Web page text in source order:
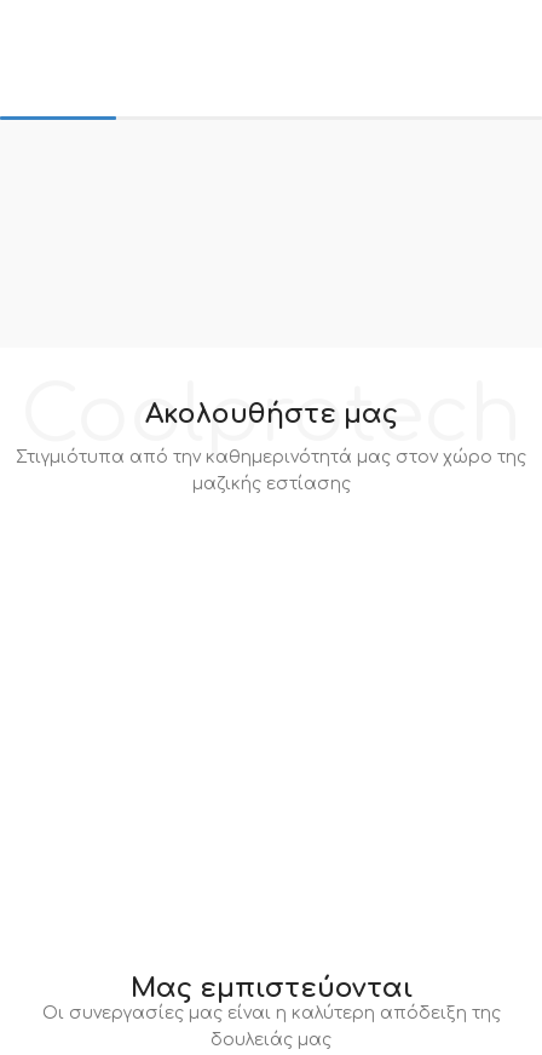
Coolprotech
Ακολουθήστε μας
Στιγμιότυπα από την καθημερινότητά μας στον χώρο της
μαζικής εστίασης
Μας εμπιστεύονται
Οι συνεργασίες μας είναι η καλύτερη απόδειξη της
δουλειάς μας